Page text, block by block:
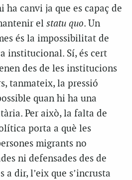
ha canvi ja que es capaç de
el statu quo. Un
és la impossibilitat de
institucional. Sí, és cert
des de les institucions
tanmateix, la pressió
quan hi ha una
Per això, la falta de
porta a què les
migrants no
ni defensades des de
a dir, l’eix que s’incrusta